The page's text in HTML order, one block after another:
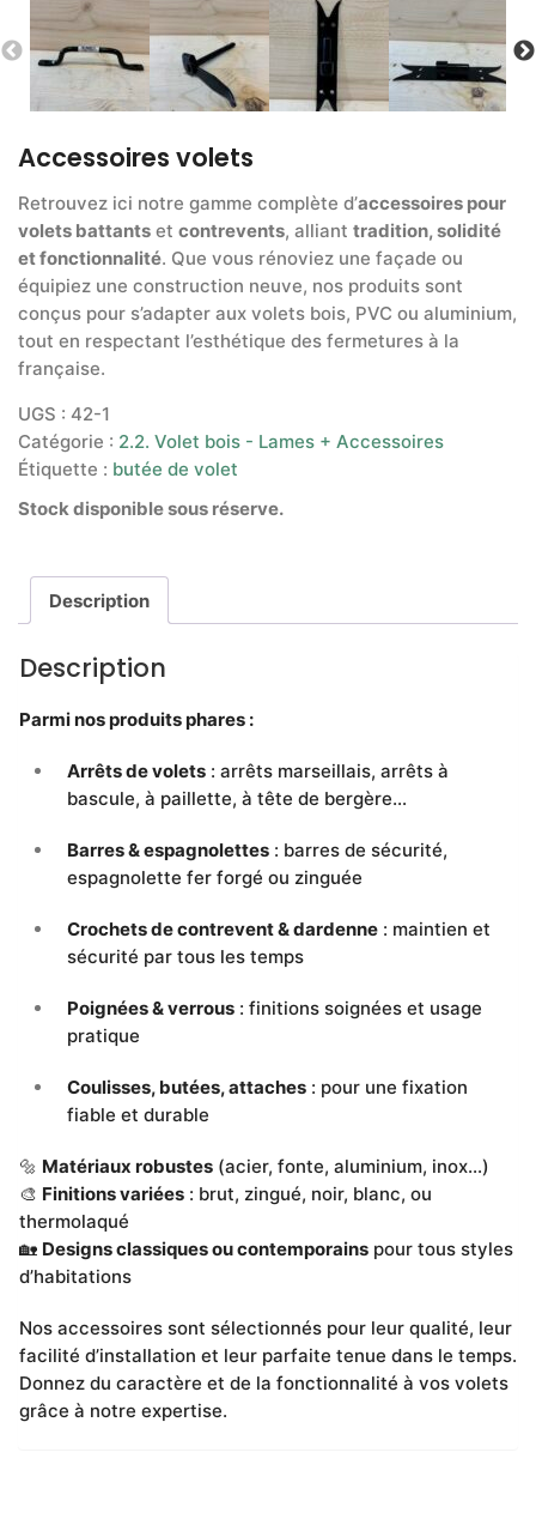
Accessoires volets
Retrouvez ici notre gamme complète d’accessoires pour
volets battants et contrevents, alliant tradition, solidité
et fonctionnalité. Que vous rénoviez une façade ou
équipiez une construction neuve, nos produits sont
conçus pour s’adapter aux volets bois, PVC ou aluminium,
tout en respectant l’esthétique des fermetures à la
française.
UGS : 42-1
Catégorie : 2.2. Volet bois - Lames + Accessoires
Étiquette : butée de volet
Stock disponible sous réserve.
Description
Description
Parmi nos produits phares :
Arrêts de volets : arrêts marseillais, arrêts à
bascule, à paillette, à tête de bergère…
Barres & espagnolettes : barres de sécurité,
espagnolette fer forgé ou zinguée
Crochets de contrevent & dardenne : maintien et
sécurité par tous les temps
Poignées & verrous : finitions soignées et usage
pratique
Coulisses, butées, attaches : pour une fixation
fiable et durable
🔩 Matériaux robustes (acier, fonte, aluminium, inox…)
🎨 Finitions variées : brut, zingué, noir, blanc, ou
thermolaqué
🏡 Designs classiques ou contemporains pour tous styles
d’habitations
Nos accessoires sont sélectionnés pour leur qualité, leur
facilité d’installation et leur parfaite tenue dans le temps.
Donnez du caractère et de la fonctionnalité à vos volets
grâce à notre expertise.